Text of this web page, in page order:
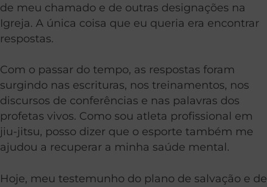
de meu chamado e de outras designações na
Igreja. A única coisa que eu queria era encontrar
respostas.
Com o passar do tempo, as respostas foram
surgindo nas escrituras, nos treinamentos, nos
discursos de conferências e nas palavras dos
profetas vivos. Como sou atleta profissional em
jiu-jitsu, posso dizer que o esporte também me
ajudou a recuperar a minha saúde mental.
Hoje, meu testemunho do plano de salvação e de